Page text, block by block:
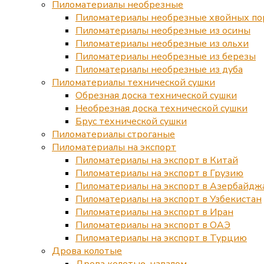
Пиломатериалы необрезные
Пиломатериалы необрезные хвойных
Пиломатериалы необрезные из осины
Пиломатериалы необрезные из ольхи
Пиломатериалы необрезные из березы
Пиломатериалы необрезные из дуба
Пиломатериалы технической сушки
Обрезная доска технической сушки
Необрезная доска технической сушки
Брус технической сушки
Пиломатериалы строганые
Пиломатериалы на экспорт
Пиломатериалы на экспорт в Китай
Пиломатериалы на экспорт в Грузию
Пиломатериалы на экспорт в
Пиломатериалы на экспорт в Узбекистан
Пиломатериалы на экспорт в Иран
Пиломатериалы на экспорт в ОАЭ
Пиломатериалы на экспорт в Турцию
Дрова колотые